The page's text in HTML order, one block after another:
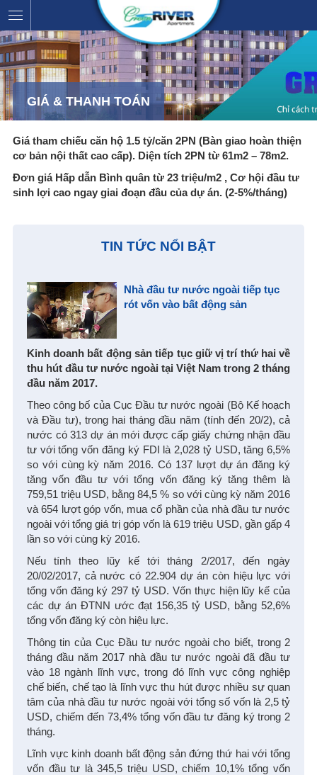
GIÁ & THANH TOÁN
Giá tham chiếu căn hộ 1.5 tỷ/căn 2PN (Bàn giao hoàn thiện
cơ bản nội thất cao cấp). Diện tích 2PN từ 61m2 – 78m2.
Đơn giá Hấp dẫn Bình quân từ 23 triệu/m2 , Cơ hội đầu tư
sinh lợi cao ngay giai đoạn đầu của dự án. (2-5%/tháng)
TIN TỨC NỔI BẬT
Nhà đầu tư nước ngoài tiếp tục
rót vốn vào bất động sản
Kinh doanh bất động sản tiếp tục giữ vị trí thứ hai về
thu hút đầu tư nước ngoài tại Việt Nam trong 2 tháng
đầu năm 2017.
Theo công bố của Cục Đầu tư nước ngoài (Bộ Kế hoạch
và Đầu tư), trong hai tháng đầu năm (tính đến 20/2), cả
nước có 313 dự án mới được cấp giấy chứng nhận đầu
tư với tổng vốn đăng ký FDI là 2,028 tỷ USD, tăng 6,5%
so với cùng kỳ năm 2016. Có 137 lượt dự án đăng ký
tăng vốn đầu tư với tổng vốn đăng ký tăng thêm là
759,51 triệu USD, bằng 84,5 % so với cùng kỳ năm 2016
và 654 lượt góp vốn, mua cổ phần của nhà đầu tư nước
ngoài với tổng giá trị góp vốn là 619 triệu USD, gần gấp 4
lần so với cùng kỳ 2016.
Nếu tính theo lũy kế tới tháng 2/2017, đến ngày
20/02/2017, cả nước có 22.904 dự án còn hiệu lực với
tổng vốn đăng ký 297 tỷ USD. Vốn thực hiện lũy kế của
các dự án ĐTNN ước đạt 156,35 tỷ USD, bằng 52,6%
tổng vốn đăng ký còn hiệu lực.
Thông tin của Cục Đầu tư nước ngoài cho biết, trong 2
tháng đầu năm 2017 nhà đầu tư nước ngoài đã đầu tư
vào 18 ngành lĩnh vực, trong đó lĩnh vực công nghiệp
chế biến, chế tạo là lĩnh vực thu hút được nhiều sự quan
tâm của nhà đầu tư nước ngoài với tổng số vốn là 2,5 tỷ
USD, chiếm đến 73,4% tổng vốn đầu tư đăng ký trong 2
tháng.
Lĩnh vực kinh doanh bất động sản đứng thứ hai với tổng
vốn đầu tư là 345,5 triệu USD, chiếm 10,1% tổng vốn